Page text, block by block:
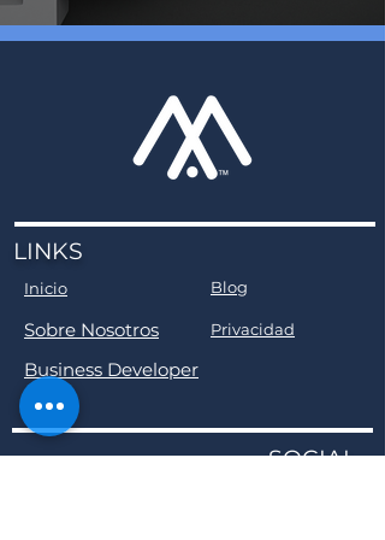
LINKS
Inicio Blog
Sobre Nosotros Privacidad
Business Developer
SOCIAL